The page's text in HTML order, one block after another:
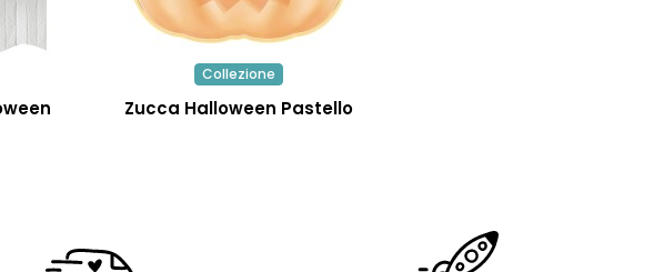
Collezione
Zucca Halloween Pastello